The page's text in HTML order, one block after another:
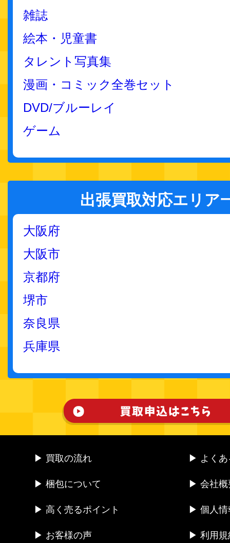
雑誌
絵本・児童書
タレント写真集
漫画・コミック全巻セット
DVD/ブルーレイ
ゲーム
出張買取対応エリア
大阪府
大阪市
京都府
堺市
奈良県
兵庫県
▶ 買取の流れ
▶ 梱包について
▶ 高く売るポイント
▶ お客様の声
▶ よくあ
▶ 会社概
▶ 個人情
▶ 利用規